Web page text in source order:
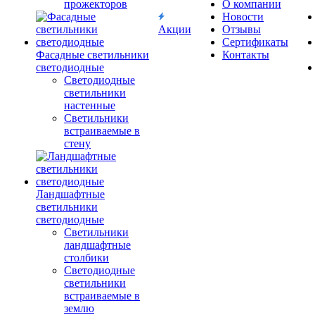
прожекторов
Фасадные светильники
светодиодные
Светодиодные
светильники
настенные
Светильники
встраиваемые в
стену
Ландшафтные
светильники
светодиодные
Светильники
ландшафтные
столбики
Светодиодные
светильники
встраиваемые в
землю
Акции
О компании
Новости
Отзывы
Сертификаты
Контакты